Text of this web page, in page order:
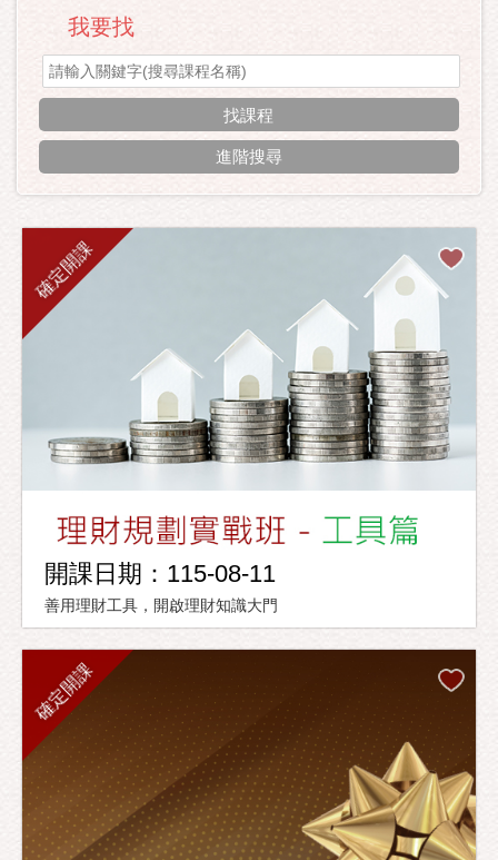
我要找
進階搜尋
確定開課
開課日期：115-08-11
善用理財工具，開啟理財知識大門
確定開課